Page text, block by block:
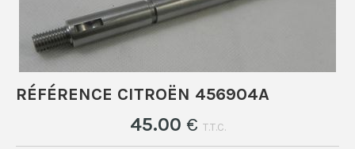
RÉFÉRENCE CITROËN 456904A
45.00 € T.T.C.